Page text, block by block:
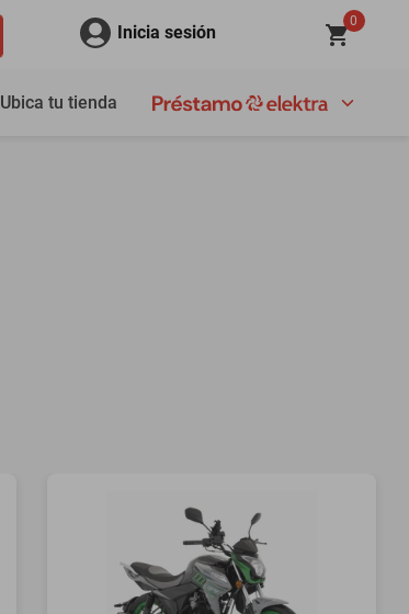
Inicia sesión
0
Ubica tu tienda